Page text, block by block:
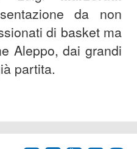
da non
di basket ma
Aleppo, dai grandi
partita.